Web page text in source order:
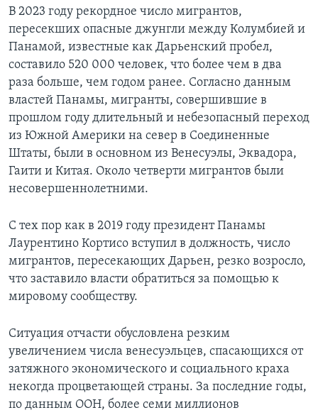
В 2023 году рекордное число мигрантов,
пересекших опасные джунгли между Колумбией и
Панамой, известные как Дарьенский пробел,
составило 520 000 человек, что более чем в два
раза больше, чем годом ранее. Согласно данным
властей Панамы, мигранты, совершившие в
прошлом году длительный и небезопасный переход
из Южной Америки на север в Соединенные
Штаты, были в основном из Венесуэлы, Эквадора,
Гаити и Китая. Около четверти мигрантов были
несовершеннолетними.
С тех пор как в 2019 году президент Панамы
Лаурентино Кортисо вступил в должность, число
мигрантов, пересекающих Дарьен, резко возросло,
что заставило власти обратиться за помощью к
мировому сообществу.
Ситуация отчасти обусловлена резким
увеличением числа венесуэльцев, спасающихся от
затяжного экономического и социального краха
некогда процветающей страны. За последние годы,
по данным ООН, более семи миллионов